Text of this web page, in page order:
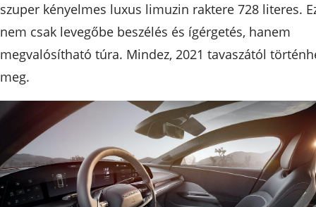
szuper kényelmes luxus limuzin raktere 728 literes.
nem csak levegőbe beszélés és ígérgetés, hanem
megvalósítható túra. Mindez, 2021 tavaszától
meg.